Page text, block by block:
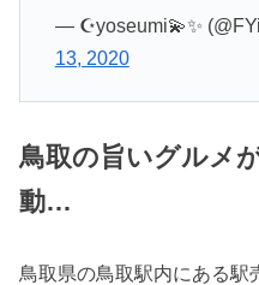
— ☪️yoseumi💫✨
13, 2020
鳥取の旨いグルメ
動…
鳥取県の鳥取駅内にある駅